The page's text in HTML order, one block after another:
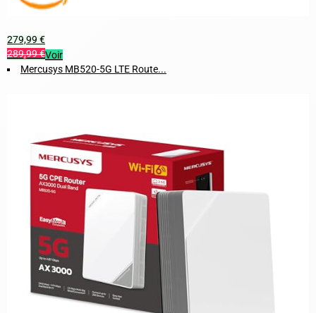
279,99 €
289,99 €Voir
Mercusys MB520-5G LTE Route...